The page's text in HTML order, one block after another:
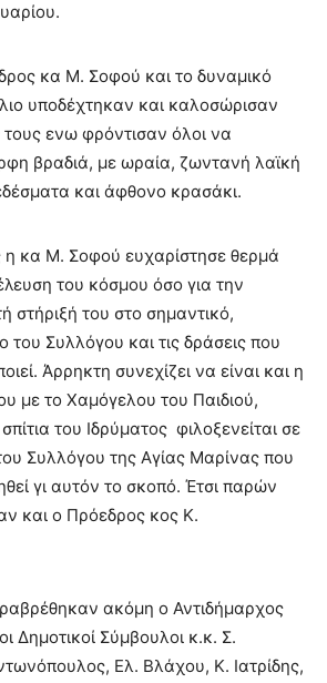
κα Μ. Σοφού και το δυναμικό
υποδέχτηκαν και καλοσώρισαν
ενω φρόντισαν όλοι να
βραδιά, με ωραία, ζωντανή λαϊκή
και άφθονο κρασάκι.
η κα Μ. Σοφού ευχαρίστησε θερμά
του κόσμου όσο για την
στήριξή του στο σημαντικό,
του Συλλόγου και τις δράσεις που
Άρρηκτη συνεχίζει να είναι και η
με το Χαμόγελου του Παιδιού,
του Ιδρύματος φιλοξενείται σε
Συλλόγου της Αγίας Μαρίνας που
γι αυτόν το σκοπό. Έτσι παρών
και ο Πρόεδρος κος Κ.
ακόμη ο Αντιδήμαρχος
Δημοτικοί Σύμβουλοι κ.κ. Σ.
Ελ. Βλάχου, Κ. Ιατρίδης,